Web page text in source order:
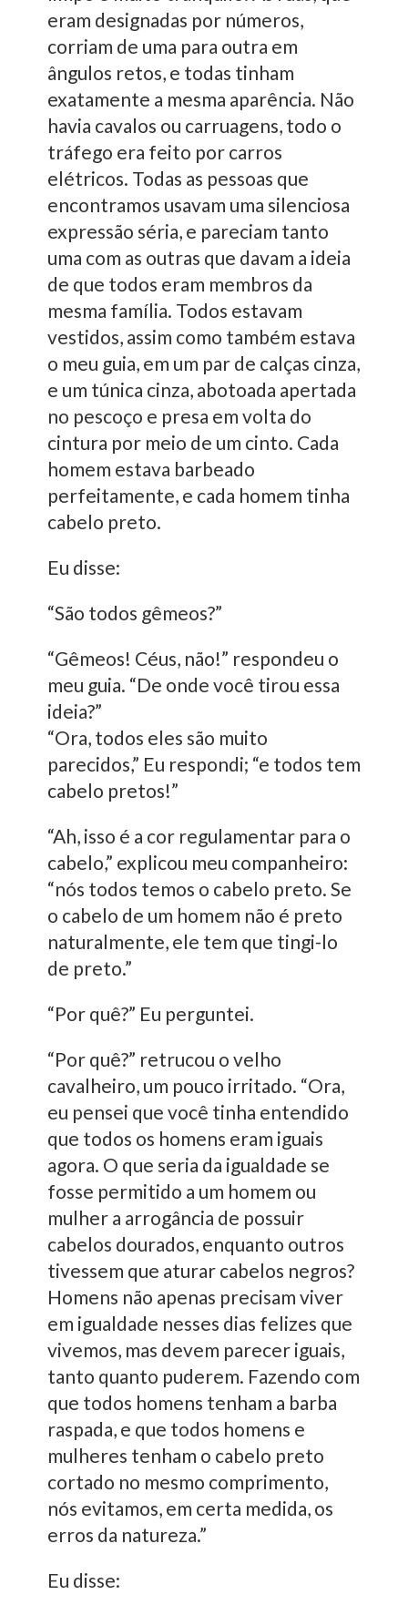
eram designadas por números,
corriam de uma para outra em
ângulos retos, e todas tinham
exatamente a mesma aparência. Não
havia cavalos ou carruagens, todo o
tráfego era feito por carros
elétricos. Todas as pessoas que
encontramos usavam uma silenciosa
expressão séria, e pareciam tanto
uma com as outras que davam a ideia
de que todos eram membros da
mesma família. Todos estavam
vestidos, assim como também estava
o meu guia, em um par de calças cinza,
e um túnica cinza, abotoada apertada
no pescoço e presa em volta do
cintura por meio de um cinto. Cada
homem estava barbeado
perfeitamente, e cada homem tinha
cabelo preto.
Eu disse:
“São todos gêmeos?”
“Gêmeos! Céus, não!” respondeu o
meu guia. “De onde você tirou essa
ideia?”
“Ora, todos eles são muito
parecidos,” Eu respondi; “e todos tem
cabelo pretos!”
“Ah, isso é a cor regulamentar para o
cabelo,” explicou meu companheiro:
“nós todos temos o cabelo preto. Se
o cabelo de um homem não é preto
naturalmente, ele tem que tingi-lo
de preto.”
“Por quê?” Eu perguntei.
“Por quê?” retrucou o velho
cavalheiro, um pouco irritado. “Ora,
eu pensei que você tinha entendido
que todos os homens eram iguais
agora. O que seria da igualdade se
fosse permitido a um homem ou
mulher a arrogância de possuir
cabelos dourados, enquanto outros
tivessem que aturar cabelos negros?
Homens não apenas precisam viver
em igualdade nesses dias felizes que
vivemos, mas devem parecer iguais,
tanto quanto puderem. Fazendo com
que todos homens tenham a barba
raspada, e que todos homens e
mulheres tenham o cabelo preto
cortado no mesmo comprimento,
nós evitamos, em certa medida, os
erros da natureza.”
Eu disse: